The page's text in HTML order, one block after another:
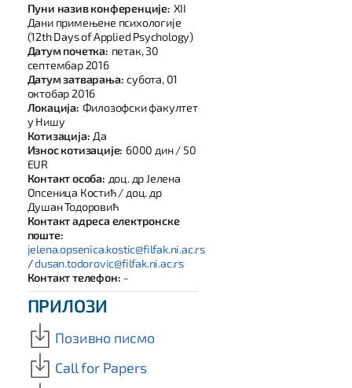
Пуни назив конференције: XII
Дани примењене психологије
(12th Days of Applied Psychology)
Датум почетка: петак, 30
септембар 2016
Датум затварања: субота, 01
октобар 2016
Локација: Филозофски факултет
у Нишу
Котизација: Да
Износ котизације: 6000 дин / 50
EUR
Контакт особа: доц. др Јелена
Опсеница Костић / доц. др
Душан Тодоровић
Контакт адреса електронске
поште:
jelena.opsenica.kostic@filfak.ni.ac.rs
/dusan.todorovic@filfak.ni.ac.rs
Контакт телефон: -
ПРИЛОЗИ
Позивно писмо
Call for Papers